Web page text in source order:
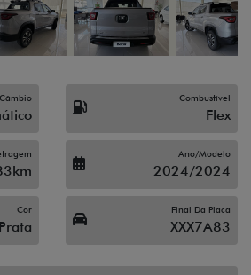
Câmbio Combustível
Flex
Ano/Modelo
2024/2024
Cor
Prata
Final Da Placa
XXX7A83